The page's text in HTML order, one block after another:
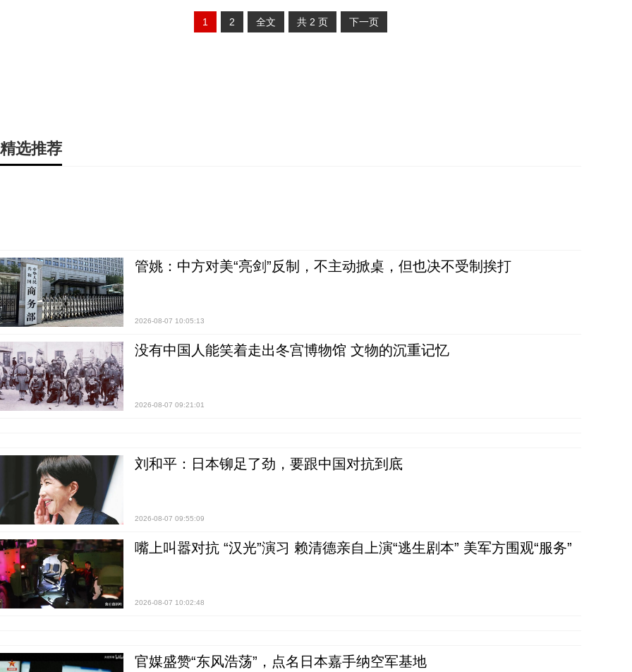
1 2 全文 共 2 页 下一页
精选推荐
管姚：中方对美“亮剑”反制，不主动掀桌，但也决不受制挨打
2026-08-07 10:05:13
没有中国人能笑着走出冬宫博物馆 文物的沉重记忆
2026-08-07 09:21:01
刘和平：日本铆足了劲，要跟中国对抗到底
2026-08-07 09:55:09
嘴上叫嚣对抗 “汉光”演习 赖清德亲自上演“逃生剧本” 美军方围观“服务”
2026-08-07 10:02:48
官媒盛赞“东风浩荡”，点名日本嘉手纳空军基地